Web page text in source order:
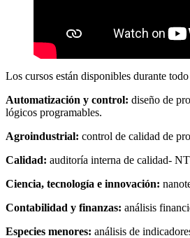
Los cursos están disponibles durante
Automatización y control: diseño de
lógicos programables.
Agroindustrial: control de calidad de
Calidad: auditoría interna de calidad-
Ciencia, tecnología e innovación:
Contabilidad y finanzas: análisis
Especies menores: análisis de